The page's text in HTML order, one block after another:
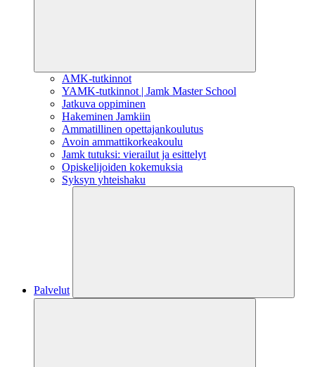
AMK-tutkinnot
YAMK-tutkinnot | Jamk Master School
Jatkuva oppiminen
Hakeminen Jamkiin
Ammatillinen opettajankoulutus
Avoin ammattikorkeakoulu
Jamk tutuksi: vierailut ja esittelyt
Opiskelijoiden kokemuksia
Syksyn yhteishaku
Palvelut